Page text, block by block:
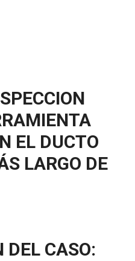
EL DUCTO
LARGO DE
DEL CASO: